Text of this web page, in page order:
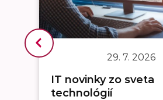
29. 7. 2026
IT novinky zo sveta
technológií